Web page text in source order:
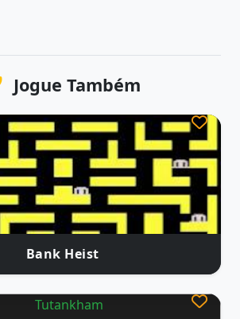
Jogue Também
Bank Heist